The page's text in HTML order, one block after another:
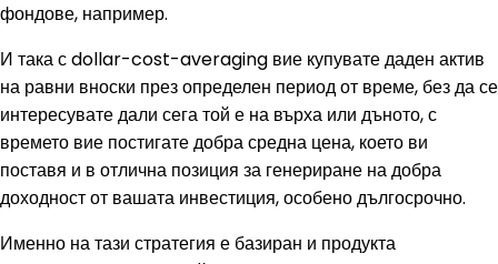
фондове, например.
И така с dollar-cost-averaging вие купувате даден актив
на равни вноски през определен период от време, без да се
интересувате дали сега той е на върха или дъното, с
времето вие постигате добра средна цена, което ви
поставя и в отлична позиция за генериране на добра
доходност от вашата инвестиция, особено дългосрочно.
Именно на тази стратегия е базиран и продукта